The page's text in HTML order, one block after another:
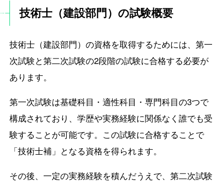
技術士（建設部門）の試験概要
技術士（建設部門）の資格を取得するためには、第一
次試験と第二次試験の2段階の試験に合格する必要が
あります。
第一次試験は基礎科目・適性科目・専門科目の3つで
構成されており、学歴や実務経験に関係なく誰でも受
験することが可能です。この試験に合格することで
「技術士補」となる資格を得られます。
その後、一定の実務経験を積んだうえで、第二次試験